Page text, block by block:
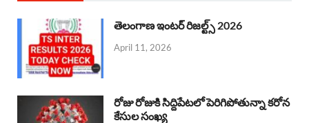
తెలంగాణ ఇంటర్ రిజల్ట్స్ 2026
April 11, 2026
రోజు రోజుకి సిద్దిపేటలో పెరిగిపోతున్నా కరోన
కేసుల సంఖ్య